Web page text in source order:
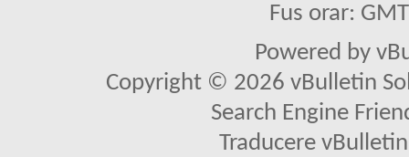
Fus orar:
Powered by
Copyright © 2026 vBulletin
Search Engine
Traducere